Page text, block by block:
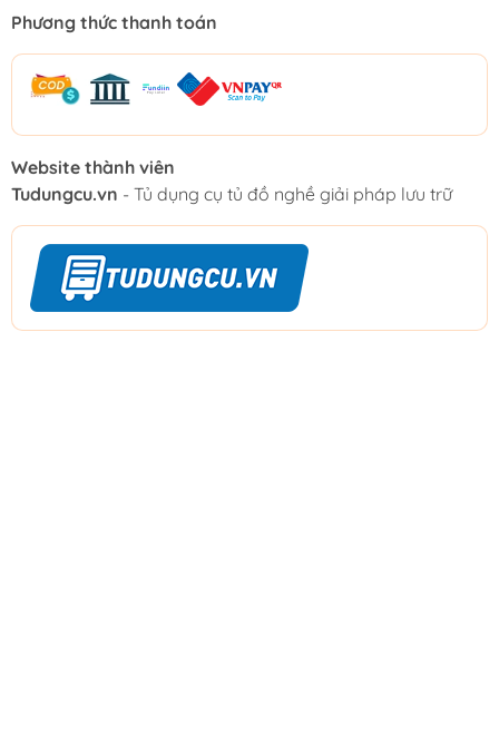
Phương thức thanh toán
Website thành viên
Tudungcu.vn - Tủ dụng cụ tủ đồ nghề giải pháp lưu trữ